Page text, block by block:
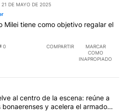
21 DE MAYO DE 2025
Milei tiene como objetivo regalar el
0 COMPARTIR
MARCAR
COMO
INAPROPIADO
con más comentarios en los
el título "Karina Milei vuelve al
al centro de la escena: reúne a
bonaerenses y acelera el armado